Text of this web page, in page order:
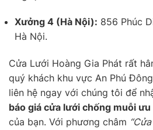
Xưởng 4 (Hà Nội): 856 Phúc
Hà Nội.
Cửa Lưới Hoàng Gia Phát rất
quý khách khu vực An Phú
liên hệ ngay với chúng tôi để
báo giá cửa lưới chống muỗi ưu
của bạn. Với phương châm